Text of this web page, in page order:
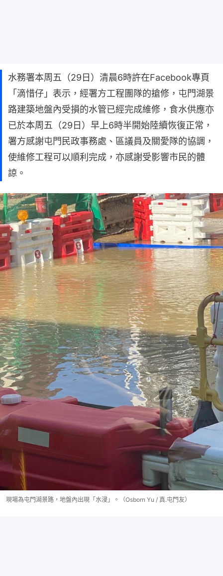
水務署本周五（29日）清晨6時許在Facebook專頁
「滴惜仔」表示，經署方工程團隊的搶修，屯門湖景
路建築地盤內受損的水管已經完成維修，食水供應亦
已於本周五（29日）早上6時半開始陸續恢復正常，
署方感謝屯門民政事務處、區議員及關愛隊的協調，
使維修工程可以順利完成，亦感謝受影響市民的體
諒。
現場為屯門湖景路，地盤內出現「水浸」。（Osborn Yu / 真.屯門友）